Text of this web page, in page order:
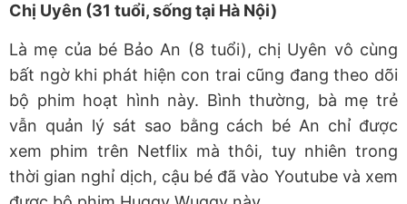
Chị Uyên (31 tuổi, sống tại Hà Nội)
Là mẹ của bé Bảo An (8 tuổi), chị Uyên vô cùng
bất ngờ khi phát hiện con trai cũng đang theo dõi
bộ phim hoạt hình này. Bình thường, bà mẹ trẻ
vẫn quản lý sát sao bằng cách bé An chỉ được
xem phim trên Netflix mà thôi, tuy nhiên trong
thời gian nghỉ dịch, cậu bé đã vào Youtube và xem